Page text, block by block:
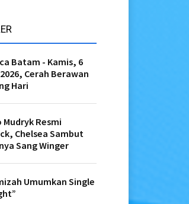
Batam - Kamis, 6
Cerah Berawan
Hari
Mudryk Resmi
Chelsea Sambut
Sang Winger
Umumkan Single